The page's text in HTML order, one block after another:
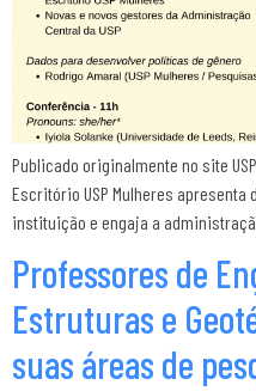
Publicado originalmente no site
Escritório USP Mulheres
instituição e engaja a
Professores de
Estruturas e
suas áreas de